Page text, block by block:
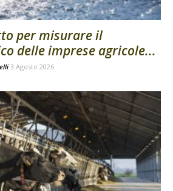
per misurare il
delle imprese agricole...
3 Agosto 2026